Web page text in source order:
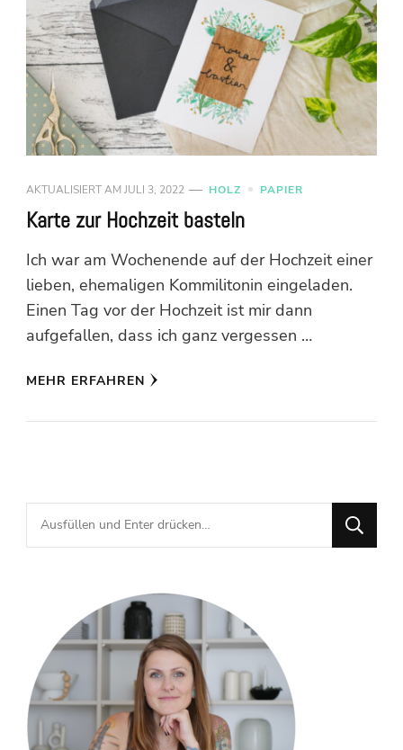
AKTUALISIERT AM JULI 3, 2022 HOLZ PAPIER
Karte zur Hochzeit basteln
Ich war am Wochenende auf der Hochzeit einer
lieben, ehemaligen Kommilitonin eingeladen.
Einen Tag vor der Hochzeit ist mir dann
aufgefallen, dass ich ganz vergessen …
MEHR ERFAHREN
Suchst
du